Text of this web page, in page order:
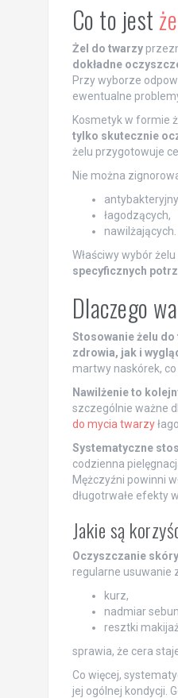
Co to jest
Żel do twarzy
dokładne
Przy wyborze
ewentualne
Kosmetyk w formie
tylko skutecznie
żelu przygotowuje
Nie można
łagodzących,
nawilżających.
Właściwy wybór
specyficznych
Dlaczego
Stosowanie żelu
zdrowia, jak i
martwy naskórek,
Nawilżenie to
szczególnie ważne
do mycia twarzy
Systematyczne
codzienna
Mężczyźni powinni
długotrwałe efekty
Jakie są
Oczyszczanie skóry
regularne usuwanie
kurz,
nadmiar
resztki
sprawia, że cera
Co więcej,
jej ogólnej kondycji.